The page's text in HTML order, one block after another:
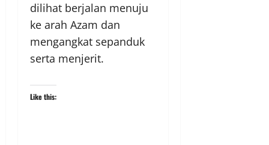
dilihat berjalan menuju
ke arah Azam dan
mengangkat sepanduk
serta menjerit.
Like this: